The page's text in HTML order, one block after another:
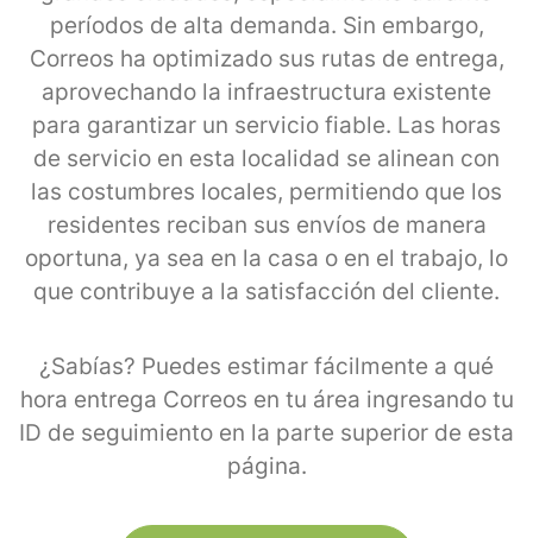
períodos de alta demanda. Sin embargo,
Correos ha optimizado sus rutas de entrega,
aprovechando la infraestructura existente
para garantizar un servicio fiable. Las horas
de servicio en esta localidad se alinean con
las costumbres locales, permitiendo que los
residentes reciban sus envíos de manera
oportuna, ya sea en la casa o en el trabajo, lo
que contribuye a la satisfacción del cliente.
¿Sabías? Puedes estimar fácilmente a qué
hora entrega Correos en tu área ingresando tu
ID de seguimiento en la parte superior de esta
página.